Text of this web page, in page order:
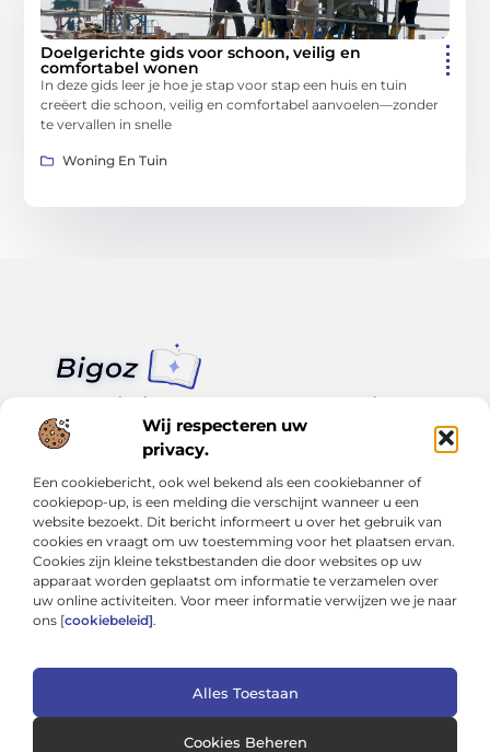
Wij respecteren uw
privacy.
Een cookiebericht, ook wel bekend als een cookiebanner of
cookiepop-up, is een melding die verschijnt wanneer u een
website bezoekt. Dit bericht informeert u over het gebruik van
cookies en vraagt om uw toestemming voor het plaatsen ervan.
Cookies zijn kleine tekstbestanden die door websites op uw
apparaat worden geplaatst om informatie te verzamelen over
uw online activiteiten. Voor meer informatie verwijzen we je naar
ons [cookiebeleid].
Alles Toestaan
Cookies Beheren
Doelgerichte gids voor schoon, veilig en
comfortabel wonen
In deze gids leer je hoe je stap voor stap een huis en tuin
creëert die schoon, veilig en comfortabel aanvoelen—zonder
te vervallen in snelle
Woning En Tuin
Van klein nieuws tot grote trends – alles op Bigoz.nl.
Lees inspirerende blogs en artikelen over het dagelijks leven,
actualiteit en meer.
Bericht categorie
Onze informatie
Cookiebeleid (EU)
@2025 www.bigoz.nl. All Right Reserved.